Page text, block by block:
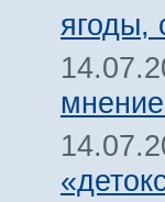
ягоды,